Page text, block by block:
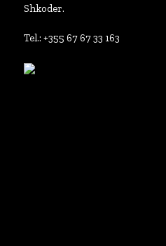
Shkoder.
Tel.: +355 67 67 33 163